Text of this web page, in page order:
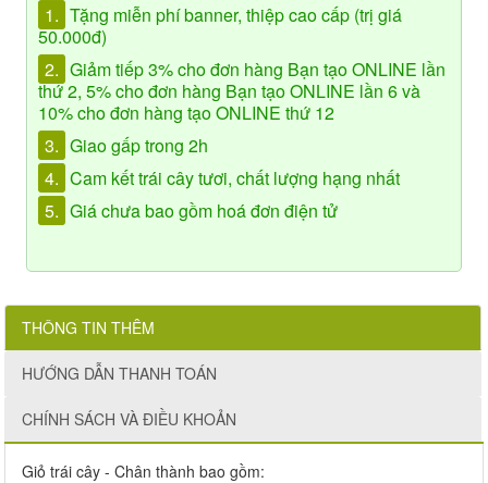
1. Tặng miễn phí banner, thiệp cao cấp (trị giá
50.000đ)
2. Giảm tiếp 3% cho đơn hàng Bạn tạo ONLINE lần
thứ 2, 5% cho đơn hàng Bạn tạo ONLINE lần 6 và
10% cho đơn hàng tạo ONLINE thứ 12
3. Giao gấp trong 2h
4. Cam kết trái cây tươi, chất lượng hạng nhất
5. Giá chưa bao gồm hoá đơn điện tử
THÔNG TIN THÊM
HƯỚNG DẪN THANH TOÁN
CHÍNH SÁCH VÀ ĐIỀU KHOẢN
Giỏ trái cây - Chân thành bao gồm: